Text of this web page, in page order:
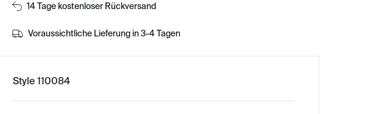
14 Tage kostenloser Rückversand
Voraussichtliche Lieferung in 3-4 Tagen
Style 110084